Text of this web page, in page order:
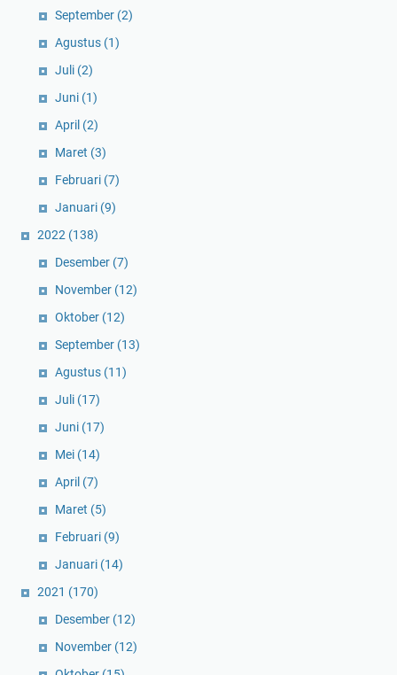
September (2)
Agustus (1)
Juli (2)
Juni (1)
April (2)
Maret (3)
Februari (7)
Januari (9)
2022 (138)
Desember (7)
November (12)
Oktober (12)
September (13)
Agustus (11)
Juli (17)
Juni (17)
Mei (14)
April (7)
Maret (5)
Februari (9)
Januari (14)
2021 (170)
Desember (12)
November (12)